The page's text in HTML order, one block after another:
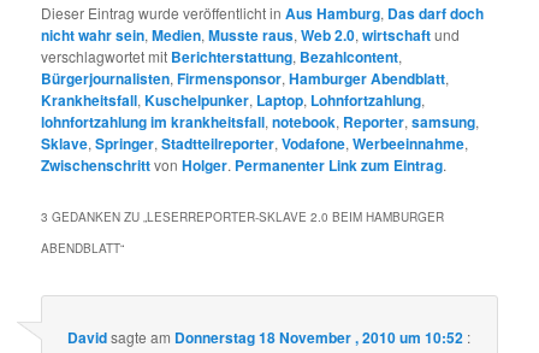
Dieser Eintrag wurde veröffentlicht inAus Hamburg, Das darf doch
nicht wahr sein,Medien,Musste raus,Web 2.0,wirtschaftund
verschlagwortet mit Berichterstattung, Bezahlcontent,
Bürgerjournalisten,Firmensponsor,Hamburger Abendblatt,
Krankheitsfall,Kuschelpunker, Laptop, Lohnfortzahlung,
lohnfortzahlung im krankheitsfall,notebook, Reporter,samsung,
Sklave,Springer,Stadtteilreporter,Vodafone,Werbeeinnahme,
ZwischenschrittvonHolger. Permanenter Link zum Eintrag.
3 GEDANKEN ZU „LESERREPORTER-SKLAVE 2.0 BEIM HAMBURGER
ABENDBLATT“
Davidsagte am Donnerstag 18 November , 2010 um 10:52 :